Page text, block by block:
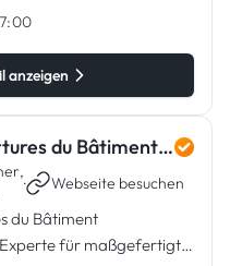
anzeigen
OBLUX - Ouvertures du Bâtiment Luxembourg
· Webseite besuchen
du Bâtiment
für maßgefertigte